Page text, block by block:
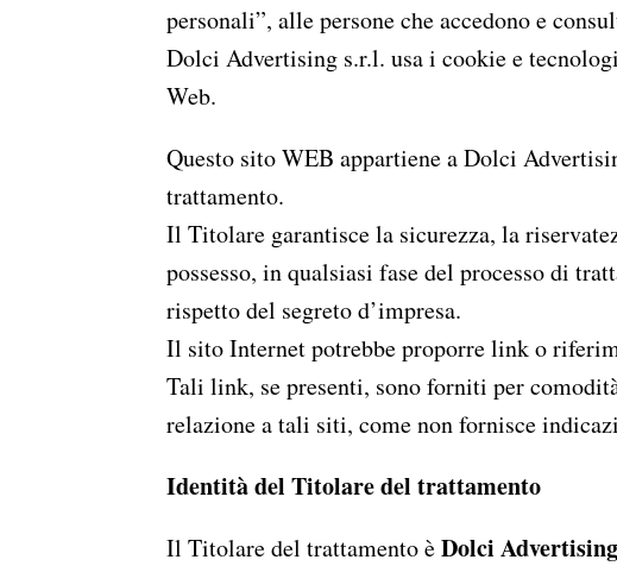
personali”, alle persone che accedono e
Dolci Advertising s.r.l. usa i cookie e
Web.
Questo sito WEB appartiene a Dolci
trattamento.
Il Titolare garantisce la sicurezza, la
possesso, in qualsiasi fase del processo di
rispetto del segreto d’impresa.
Il sito Internet potrebbe proporre link o
Tali link, se presenti, sono forniti per
relazione a tali siti, come non fornisce
Identità del Titolare del trattamento
Il Titolare del trattamento èDolci